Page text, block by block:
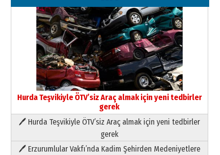
Hurda Teşvikiyle ÖTV’siz Araç almak için yeni tedbirler
gerek
🖊 Hurda Teşvikiyle ÖTV’siz Araç almak için yeni tedbirler
gerek
🖊 Erzurumlular Vakfı’nda Kadim Şehirden Medeniyetlere
Paranın Aile Kültüründeki Yeri
03 Ağustos 2026 Pazartesi